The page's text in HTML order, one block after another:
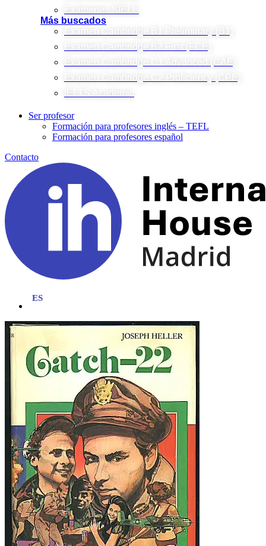
Exámenes SIELE
Más buscados
Examen Cambridge B1 Preliminary (B1)
Examen Cambridge B2 First (FCE)
Examen Cambridge C1 Advanced (CAE)
Examen Cambridge C2 Proficiency (CPE)
IELTS Academic
Ser profesor
Formación para profesores inglés – TEFL
Formación para profesores español
Contacto